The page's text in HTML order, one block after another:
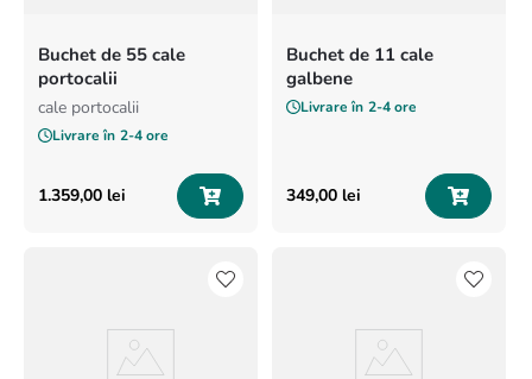
Buchet de 55 cale
portocalii
cale portocalii
Livrare în 2-4 ore
1.359,00 lei
Buchet de 11 cale
galbene
Livrare în 2-4 ore
349,00 lei